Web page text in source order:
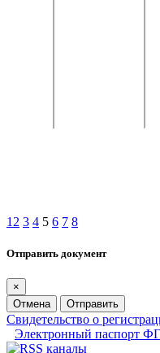
1 2 3 4 5 6 7 8
Отправить документ
×
Отмена
Отправить
Свидетельство о
Электронный паспорт